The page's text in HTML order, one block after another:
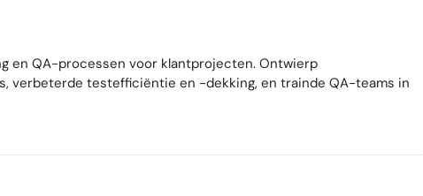
en QA-processen voor klantprojecten. Ontwierp
verbeterde testefficiëntie en -dekking, en trainde QA-teams in